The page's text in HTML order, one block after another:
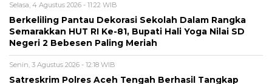
Selasa, 4 Agustus 2026 - 11:22 WIB
Berkeliling Pantau Dekorasi Sekolah Dalam Rangka
Semarakkan HUT RI Ke-81, Bupati Hali Yoga Nilai SD
Negeri 2 Bebesen Paling Meriah
Senin, 3 Agustus 2026 - 12:18 WIB
Satreskrim Polres Aceh Tengah Berhasil Tangkap